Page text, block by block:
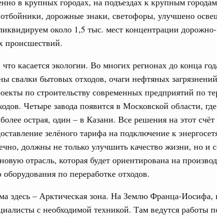
дорожные знаки, светофоры, улучшено
около 1,5 тыс. мест концентрации дорожно-
происшествий.
касается экологии. Во многих регионах до конца
свалки бытовых отходов, очаги нефтяных
по строительству современных предприятий по
Четыре завода появится в Московской области,
острая, один – в Казани. Все решения на этот
зелёного тарифа на подключение к
должны не только улучшить качество жизни, но и
отрасль, которая будет ориентирована на
по переработке отходов.
здесь – Арктическая зона. На Землю Франца-Иосифа,
с необходимой техникой. Там ведутся работы
Президенте Российской Федерации по
проектам
дополнениях в паспортах приоритетных проектов
и «Обеспечение качества жилищно-коммунальных
2017, пятница
Президенте Российской Федерации по
проектам
приоритетных проектов «Малый бизнес и поддержка
предпринимательской инициативы», «Чистая страна» и
дороги».
2017, среда